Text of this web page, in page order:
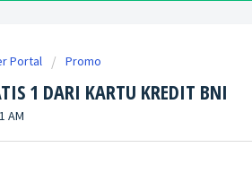
Portal Promo
1 DARI KARTU KREDIT BNI
AM